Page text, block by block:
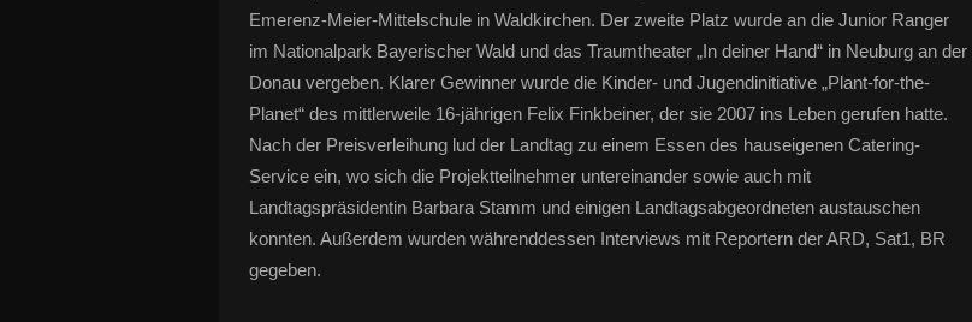
Emerenz-Meier-Mittelschule in Waldkirchen. Der zweite Platz wurde an die Junior Ranger
im Nationalpark Bayerischer Wald und das Traumtheater „In deiner Hand“ in Neuburg an der
Donau vergeben. Klarer Gewinner wurde die Kinder- und Jugendinitiative „Plant-for-the-
Planet“ des mittlerweile 16-jährigen Felix Finkbeiner, der sie 2007 ins Leben gerufen hatte.
Nach der Preisverleihung lud der Landtag zu einem Essen des hauseigenen Catering-
Service ein, wo sich die Projektteilnehmer untereinander sowie auch mit
Landtagspräsidentin Barbara Stamm und einigen Landtagsabgeordneten austauschen
konnten. Außerdem wurden währenddessen Interviews mit Reportern der ARD, Sat1, BR
gegeben.